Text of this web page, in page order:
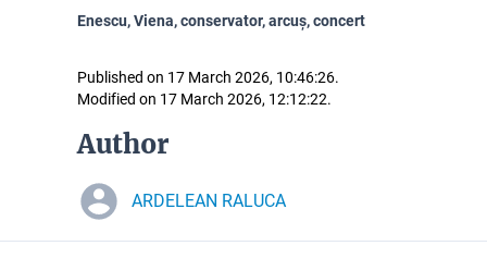
Enescu, Viena, conservator, arcuș, concert
Published on 17 March 2026, 10:46:26.
Modified on 17 March 2026, 12:12:22.
Author
ARDELEAN RALUCA